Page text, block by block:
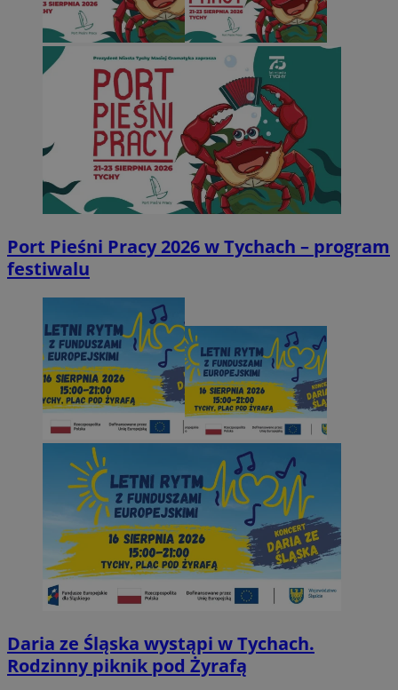
Port Pieśni Pracy 2026 w Tychach – program
festiwalu
Daria ze Śląska wystąpi w Tychach.
Rodzinny piknik pod Żyrafą